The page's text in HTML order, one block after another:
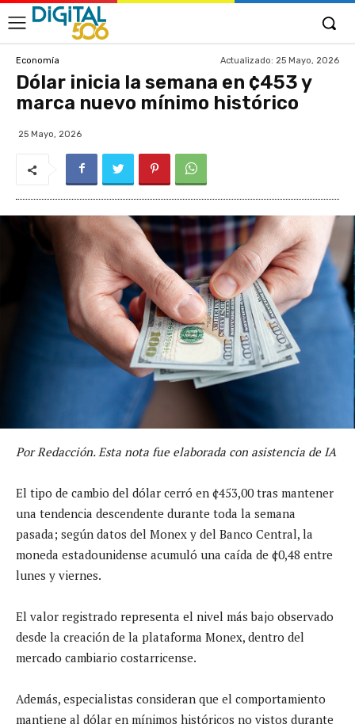
Economía Actualizado: 25 Mayo, 2026
Dólar inicia la semana en ¢453 y
marca nuevo mínimo histórico
25 Mayo, 2026
Por Redacción. Esta nota fue elaborada con asistencia de IA
El tipo de cambio del dólar cerró en ¢453,00 tras mantener
una tendencia descendente durante toda la semana
pasada; según datos del Monex y del Banco Central, la
moneda estadounidense acumuló una caída de ¢0,48 entre
lunes y viernes.
El valor registrado representa el nivel más bajo observado
desde la creación de la plataforma Monex, dentro del
mercado cambiario costarricense.
Además, especialistas consideran que el comportamiento
mantiene al dólar en mínimos históricos no vistos durante